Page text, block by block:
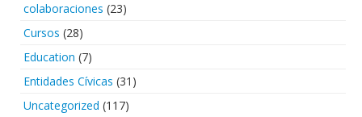
colaboraciones (23)
Cursos (28)
Education (7)
Entidades Cívicas (31)
Uncategorized (117)